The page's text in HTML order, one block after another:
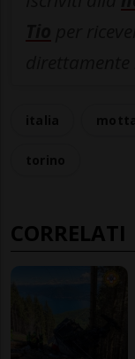
CORRELATI